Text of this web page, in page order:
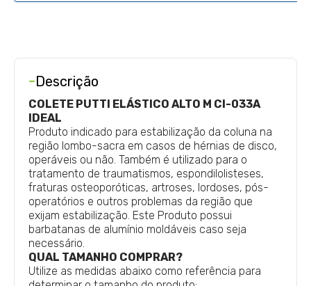
-Descrição
COLETE PUTTI ELÁSTICO ALTO M CI-033A
IDEAL
Produto indicado para estabilização da coluna na
região lombo-sacra em casos de hérnias de disco,
operáveis ou não. Também é utilizado para o
tratamento de traumatismos, espondilolisteses,
fraturas osteoporóticas, artroses, lordoses, pós-
operatórios e outros problemas da região que
exijam estabilização. Este Produto possui
barbatanas de alumínio moldáveis caso seja
necessário.
QUAL TAMANHO COMPRAR?
Utilize as medidas abaixo como referência para